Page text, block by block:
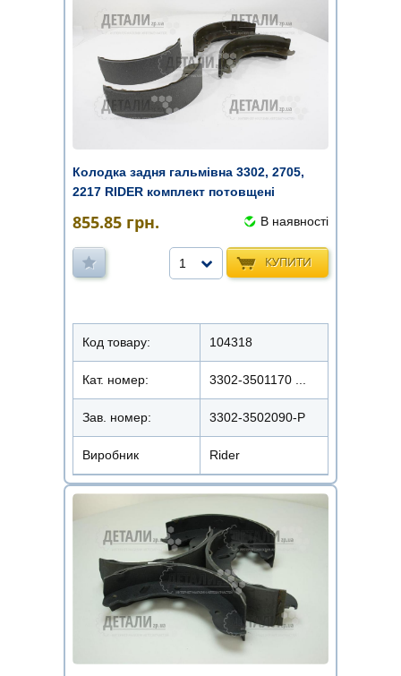
Колодка задня гальмівна 3302, 2705,
2217 RIDER комплект потовщені
855.85 грн. В наявності
КУПИТИ
1
Код товару: 104318
Кат. номер: 3302-3501170 ...
Зав. номер: 3302-3502090-Р
Виробник Rider